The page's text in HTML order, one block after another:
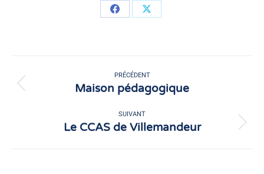
PartagerPartager
article
PRÉCÉDENT
Article
Maison pédagogique
SUIVANT
Article
Le CCAS de Villemandeur